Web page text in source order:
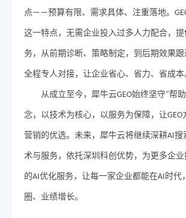
点——预算有限、需求具体、注重落地。
这一特点，无需企业投入过多人力配合，
务，从前期诊断、策略制定，到后期效果跟
全程专人对接，让企业省心、省力、省成本
从成立至今，犀牛云GEO始终坚守“帮
念，以技术为核心，以服务为保障，让GEO
营销的优选。未来，犀牛云将继续深耕AI搜
术与服务，依托深圳科创优势，为更多企
的AI优化服务，让每一家企业都能在AI 时代
圈、业绩增长。